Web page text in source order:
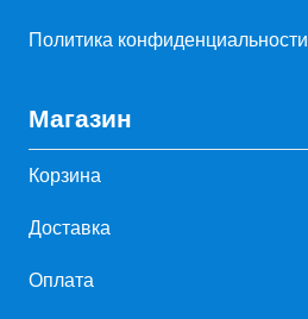
Политика конфиденциальности
Магазин
Корзина
Доставка
Оплата